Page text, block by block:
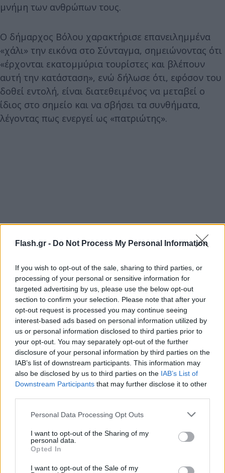
Flash.gr - Do Not Process My Personal Information
If you wish to opt-out of the sale, sharing to third parties, or
processing of your personal or sensitive information for
targeted advertising by us, please use the below opt-out
section to confirm your selection. Please note that after your
opt-out request is processed you may continue seeing
interest-based ads based on personal information utilized by
us or personal information disclosed to third parties prior to
your opt-out. You may separately opt-out of the further
disclosure of your personal information by third parties on the
IAB’s list of downstream participants. This information may
also be disclosed by us to third parties on the IAB’s List of
Downstream Participants that may further disclose it to other
Please note that this website/app uses one or more Google
not limited to your visit or usage behaviour. You may click to
grant or deny consent to Google and its third-party tags to
use your data for below specified purposes in below Google
consent section.
Personal Data Processing Opt Outs
I want to opt-out of the Sharing of my
personal data.
Opted In
I want to opt-out of the Sale of my
μνήμη των ανθρώπων τους.
Ο δήμαρχος Βόλου χαρακτήρισε επανειλημμένα
«χάλι» την εικόνα στο Σύνταγμα, σημειώνοντας ότι
«έρχονται εκατομμύρια τουρίστες και βλέπουν
αυτή την κατάσταση», ενώ δήλωσε ότι, εφόσον του
δοθεί εντολή, είναι διατεθειμένος να μεταβεί ο
ίδιος στο σημείο και να σβήσει τα συνθήματα,
λέγοντας πως ενεργεί ως «πατριώτης».
Ιδιαίτερη αίσθηση προκάλεσε και η αναφορά του